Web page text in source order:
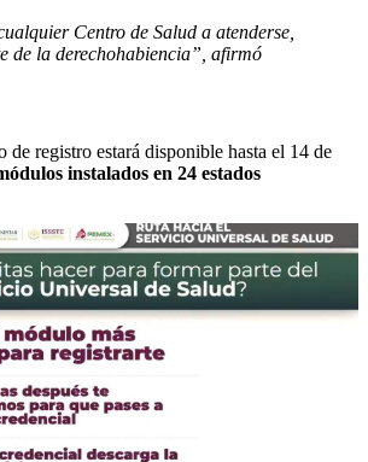
Centro de Salud a atenderse,
de la derechohabiencia”, afirmó
de registro estará disponible hasta el 14 de
instalados en 24 estados